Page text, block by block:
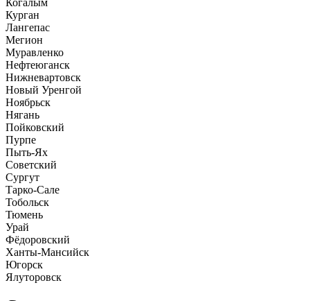
Курган
Лангепас
Мегион
Муравленко
Нефтеюганск
Нижневартовск
Новый Уренгой
Ноябрьск
Нягань
Пойковский
Пурпе
Пыть-Ях
Советский
Сургут
Тарко-Сале
Тобольск
Тюмень
Урай
Фёдоровский
Ханты-Мансийск
Югорск
Ялуторовск